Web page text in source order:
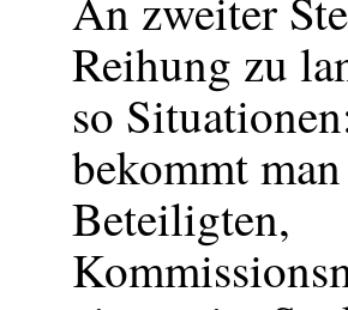
Reihung zu
so
bekommt
Beteiligten,